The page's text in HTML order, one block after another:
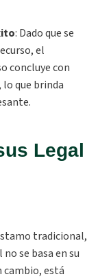
: Dado que se
el
concluye con
lo que brinda
Legal
tradicional,
se basa en su
cambio, está